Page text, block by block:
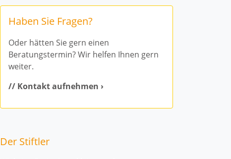
Haben Sie Fragen?
Oder hätten Sie gern einen
Beratungstermin? Wir helfen Ihnen gern
weiter.
// Kontakt aufnehmen ›
Der Stiftler